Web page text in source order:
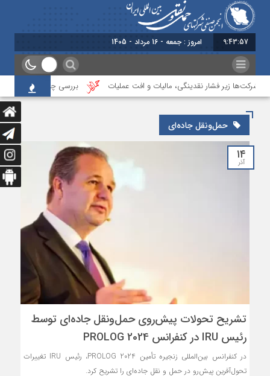
9:43:57 امروز : جمعه - 16 مرداد - 1405
شرکت‌ها زیر فشار نقدینگی، مالیات و افت عملیات بررسی چالش‌های حمل
حمل‌ونقل جاده‌ای
۱۴
آذر
تشریح تحولات پیش‌روی حمل‌ونقل جاده‌ای توسط
رئیس IRU در کنفرانس PROLOG 2024
در کنفرانس بین‌المللی زنجیره تأمین PROLOG 2024، رئیس IRU تغییرات
تحول‌آفرین پیش‌رو در حمل و نقل جاده‌ای را تشریح کرد.